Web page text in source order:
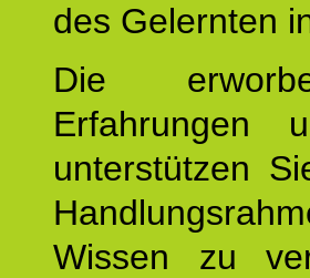
des Gelernten
Die
Erfahrungen
unterstützen
Wissen zu